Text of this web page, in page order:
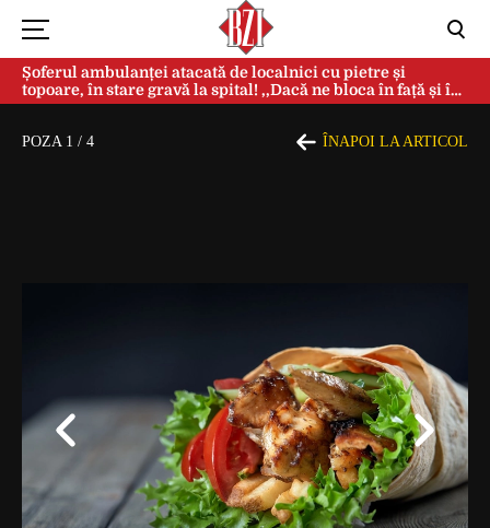
Șoferul ambulanței atacată de localnici cu pietre și
topoare, în stare gravă la spital! ,,Dacă ne bloca în față și în
spate, ne omorau…”
POZA 1 / 4 ÎNAPOI LA ARTICOL